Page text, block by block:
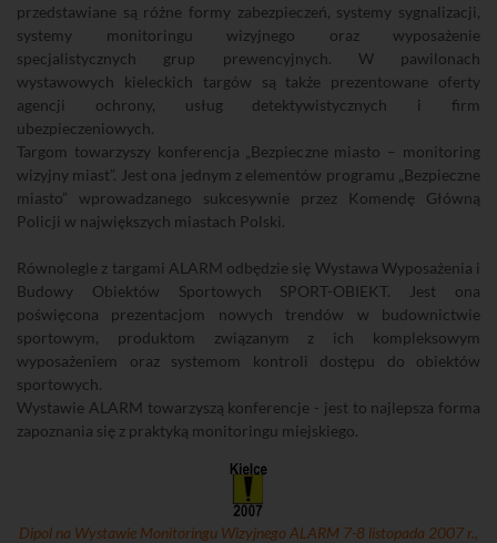
przedstawiane są różne formy zabezpieczeń, systemy sygnalizacji,
systemy monitoringu wizyjnego oraz wyposażenie
specjalistycznych grup prewencyjnych. W pawilonach
wystawowych kieleckich targów są także prezentowane oferty
agencji ochrony, usług detektywistycznych i firm
ubezpieczeniowych.
Targom towarzyszy konferencja „Bezpieczne miasto – monitoring
wizyjny miast”. Jest ona jednym z elementów programu „Bezpieczne
miasto” wprowadzanego sukcesywnie przez Komendę Główną
Policji w największych miastach Polski.
Równolegle z targami ALARM odbędzie się Wystawa Wyposażenia i
Budowy Obiektów Sportowych SPORT-OBIEKT. Jest ona
poświęcona prezentacjom nowych trendów w budownictwie
sportowym, produktom związanym z ich kompleksowym
wyposażeniem oraz systemom kontroli dostępu do obiektów
sportowych.
Wystawie ALARM towarzyszą konferencje - jest to najlepsza forma
zapoznania się z praktyką monitoringu miejskiego.
Dipol na Wystawie Monitoringu Wizyjnego ALARM 7-8 listopada 2007 r.,